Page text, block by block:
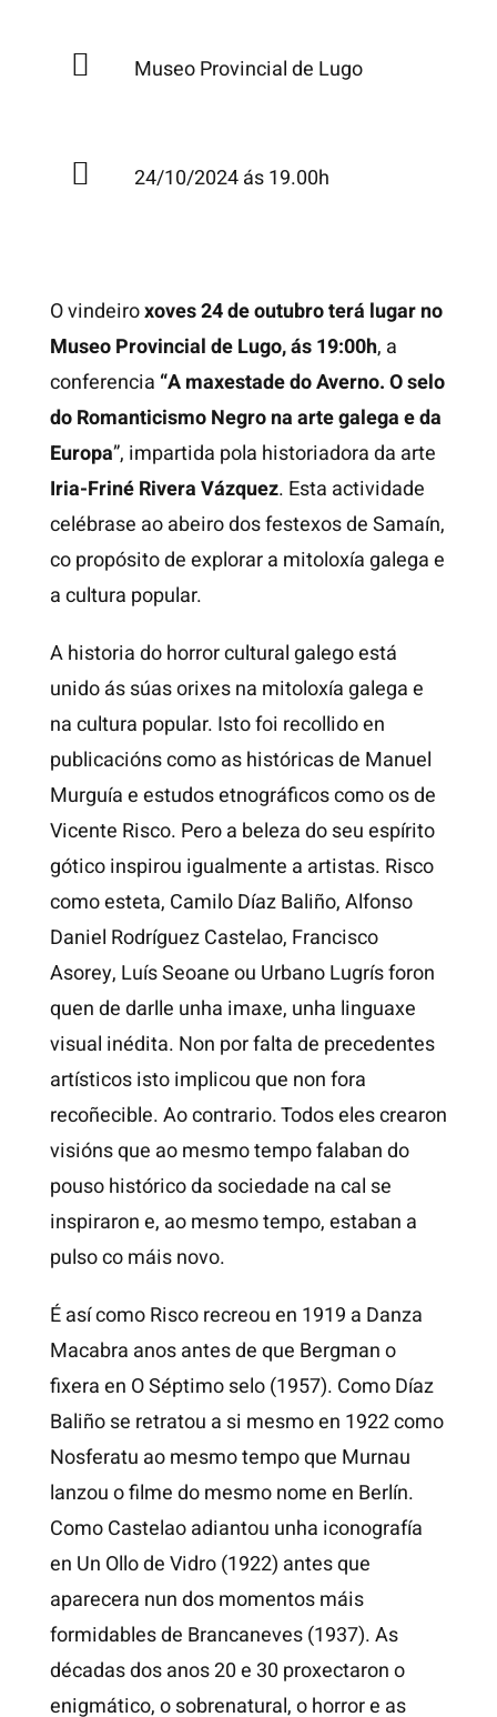
Museo Provincial de Lugo
24/10/2024 ás 19.00h
O vindeiroxoves 24 de outubro terá lugar no
Museo Provincial de Lugo, ás 19:00h, a
conferencia “A maxestade do Averno. O selo
do Romanticismo Negro na arte galega e da
Europa”, impartida pola historiadora da arte
Iria-Friné Rivera Vázquez. Esta actividade
celébrase ao abeiro dos festexos de Samaín,
co propósito de explorar a mitoloxía galega e
a cultura popular.
A historia do horror cultural galego está
unido ás súas orixes na mitoloxía galega e
na cultura popular. Isto foi recollido en
publicacións como as históricas de Manuel
Murguía e estudos etnográficos como os de
Vicente Risco. Pero a beleza do seu espírito
gótico inspirou igualmente a artistas. Risco
como esteta, Camilo Díaz Baliño, Alfonso
Daniel Rodríguez Castelao, Francisco
Asorey, Luís Seoane ou Urbano Lugrís foron
quen de darlle unha imaxe, unha linguaxe
visual inédita. Non por falta de precedentes
artísticos isto implicou que non fora
recoñecible. Ao contrario. Todos eles crearon
visións que ao mesmo tempo falaban do
pouso histórico da sociedade na cal se
inspiraron e, ao mesmo tempo, estaban a
pulso co máis novo.
É así como Risco recreou en 1919 a Danza
Macabra anos antes de que Bergman o
fixera en O Séptimo selo (1957). Como Díaz
Baliño se retratou a si mesmo en 1922 como
Nosferatu ao mesmo tempo que Murnau
lanzou o filme do mesmo nome en Berlín.
Como Castelao adiantou unha iconografía
en Un Ollo de Vidro (1922) antes que
aparecera nun dos momentos máis
formidables de Brancaneves (1937). As
décadas dos anos 20 e 30 proxectaron o
enigmático, o sobrenatural, o horror e as